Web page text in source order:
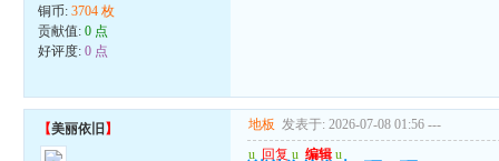
铜币:3704 枚
贡献值:0 点
好评度:0 点
【美丽依旧 】 地板 发表于: 2026-07-08 01:56 ---
u 回复 u 编辑 u